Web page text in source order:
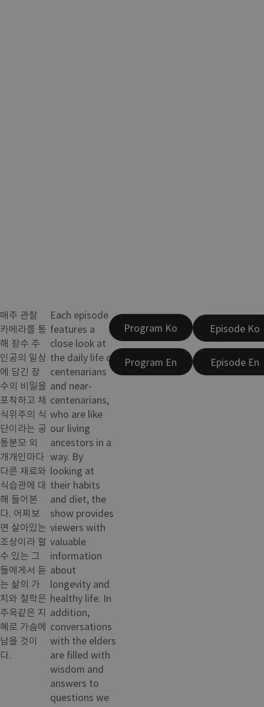
매주 관찰
카메라를 통
해 장수 주
인공의 일상
에 담긴 장
수의 비밀을
포착하고 채
식위주의 식
단이라는 공
통분모 외
개개인마다
다른 재료와
식습관에 대
해 들어본
다. 어찌보
면 살아있는
조상이라 할
수 있는 그
들에게서 듣
는 삶의 가
치와 철학은
주옥같은 지
혜로 가슴에
남을 것이
다.
Each episode
features a
close look at
the daily life of
centenarians
and near-
centenarians,
who are like
our living
ancestors in a
way. By
looking at
their habits
and diet, the
show provides
viewers with
valuable
information
about
longevity and
healthy life. In
addition,
conversations
with the elders
are filled with
wisdom and
answers to
questions we
Program Ko
Program En
Episode Ko
Episode En